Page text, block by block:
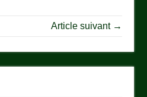
Article suivant →